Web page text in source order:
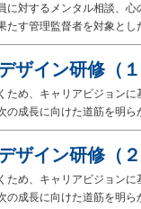
に対するメンタル相談、
たす管理監督者を対象とし
ザイン研修（１
ため、キャリアビジョン
の成長に向けた道筋を明ら
ザイン研修（２
ため、キャリアビジョン
の成長に向けた道筋を明ら